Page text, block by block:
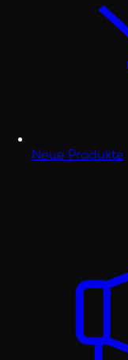
Neue Produkte